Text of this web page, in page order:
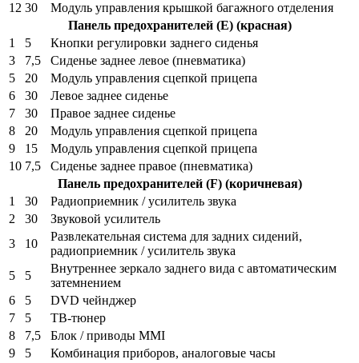
12 30
Модуль управления крышкой багажного отделения
Панель предохранителей (E) (красная)
1
5
Кнопки регулировки заднего сиденья
3
7,5
Сиденье заднее левое (пневматика)
5
20
Модуль управления сцепкой прицепа
6
30
Левое заднее сиденье
7
30
Правое заднее сиденье
8
20
Модуль управления сцепкой прицепа
9
15
Модуль управления сцепкой прицепа
10 7,5
Сиденье заднее правое (пневматика)
Панель предохранителей (F) (коричневая)
1
30
Радиоприемник / усилитель звука
2
30
Звуковой усилитель
3
10
Развлекательная система для задних сидений,
радиоприемник / усилитель звука
5
5
Внутреннее зеркало заднего вида с автоматическим
затемнением
6
5
DVD чейнджер
7
5
ТВ-тюнер
8
7,5
Блок / приводы MMI
9
5
Комбинация приборов, аналоговые часы